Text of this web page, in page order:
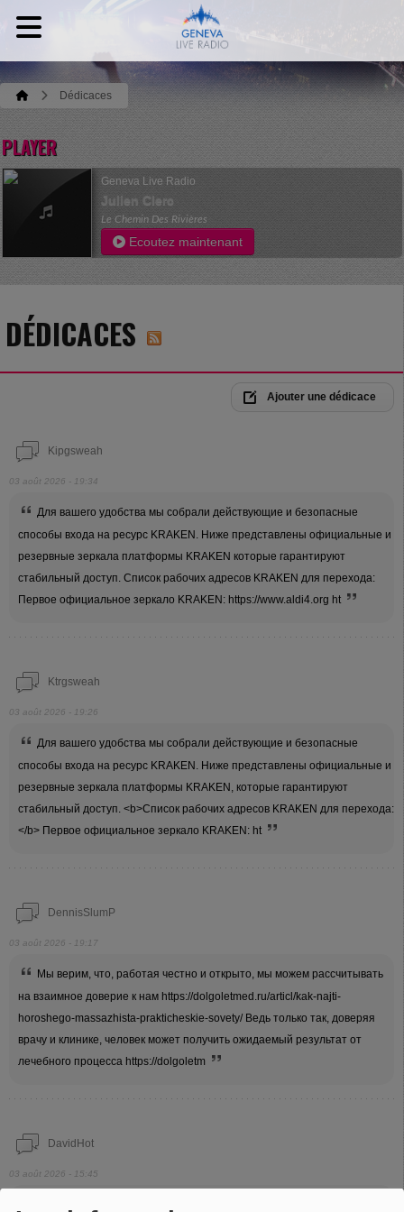
Dédicaces
PLAYER
Geneva Live Radio
Julien Clerc
Le Chemin Des Rivières
Ecoutez maintenant
DÉDICACES
Ajouter une dédicace
Kipgsweah
03 août 2026 - 19:34
Для вашего удобства мы собрали действующие и безопасные
способы входа на ресурс KRAKEN. Ниже представлены официальные и
резервные зеркала платформы KRAKEN которые гарантируют
стабильный доступ. Список рабочих адресов KRAKEN для перехода:
Первое официальное зеркало KRAKEN: https://www.aldi4.org ht
Ktrgsweah
03 août 2026 - 19:26
Для вашего удобства мы собрали действующие и безопасные
способы входа на ресурс KRAKEN. Ниже представлены официальные и
резервные зеркала платформы KRAKEN, которые гарантируют
стабильный доступ. <b>Список рабочих адресов KRAKEN для перехода:
</b> Первое официальное зеркало KRAKEN: ht
DennisSlumP
03 août 2026 - 19:17
Мы верим, что, работая честно и открыто, мы можем рассчитывать
на взаимное доверие к нам https://dolgoletmed.ru/articl/kak-najti-
horoshego-massazhista-prakticheskie-sovety/ Ведь только так, доверяя
врачу и клинике, человек может получить ожидаемый результат от
лечебного процесса https://dolgoletm
DavidHot
03 août 2026 - 15:45